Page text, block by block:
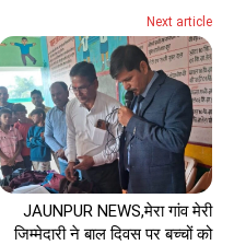
Next article
JAUNPUR NEWS,मेरा गांव मेरी
जिम्मेदारी ने बाल दिवस पर बच्चों को